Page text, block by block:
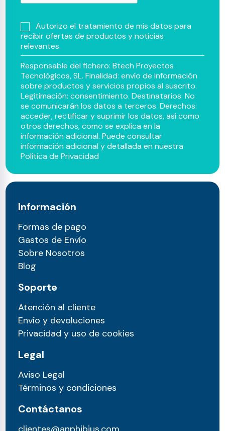
Autorizo el tratamiento de mis datos para
recibir ofertas de productos y noticias
relevantes.
Responsable del fichero: Btech Proyectos
Tecnológicos, SL. Finalidad: envío de información
sobre productos y servicios propios al suscrito.
Legitimación: consentimiento. Destinatarios: No
se comunicarán los datos a terceros. Derechos:
acceder, rectificar y suprimir los datos, así como
otros derechos, como se explica en la
información adicional. Puede consultar
información adicional y detallada en nuestra
Política de Privacidad
Información
Formas de pago
Gastos de Envío
Sobre Nosotros
Blog
Soporte
Atención al cliente
Envío y devoluciones
Privacidad y uso de cookies
Legal
Aviso Legal
Términos y condiciones
Contáctanos